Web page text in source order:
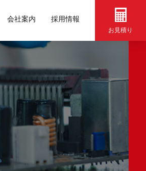
会社案内 採用情報
お見積り